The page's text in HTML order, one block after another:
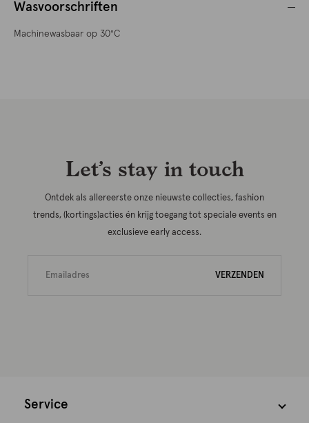
Wasvoorschriften
Machinewasbaar op 30°C
Let’s stay in touch
Ontdek als allereerste onze nieuwste collecties, fashion
trends, (kortings)acties én krijg toegang tot speciale events en
exclusieve early access.
VERZENDEN
Service